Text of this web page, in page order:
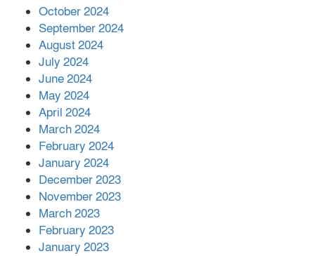
সহায়তা দিলেন সাচিং প্রু জেরী
October 2024
September 2024
August 2024
July 2024
June 2024
May 2024
April 2024
March 2024
February 2024
January 2024
December 2023
November 2023
March 2023
February 2023
January 2023